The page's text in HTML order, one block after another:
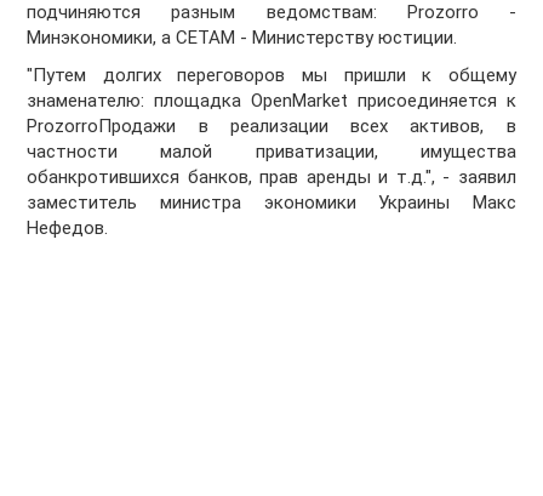
подчиняются разным ведомствам: Prozorro -
Минэкономики, а СЕТАМ - Министерству юстиции.
"Путем долгих переговоров мы пришли к общему
знаменателю: площадка OpenMarket присоединяется к
ProzorroПродажи в реализации всех активов, в
частности малой приватизации, имущества
обанкротившихся банков, прав аренды и т.д.", - заявил
заместитель министра экономики Украины Макс
Нефедов.